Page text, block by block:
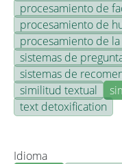
procesamiento de
procesamiento de
procesamiento de
sistemas de
sistemas de
similitud textual
text detoxification
Idioma